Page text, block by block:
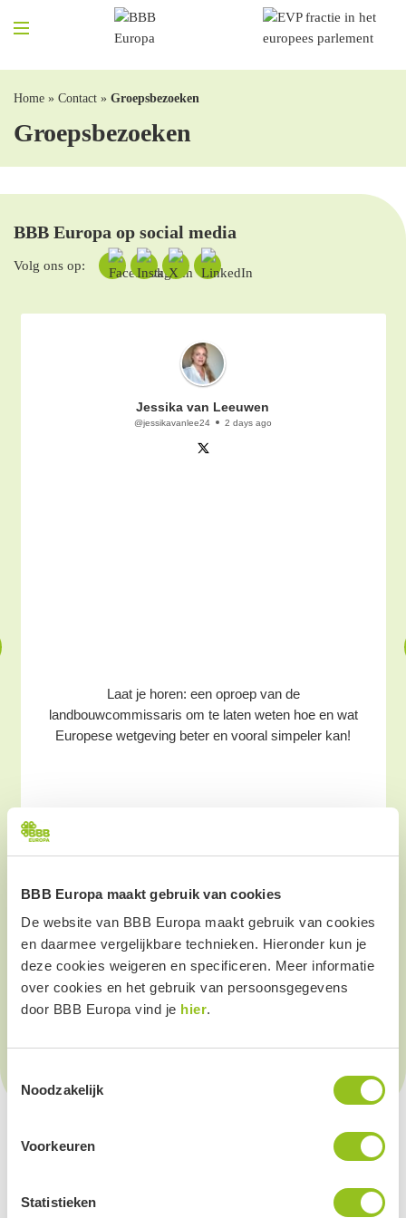
BBB Europa maakt gebruik van cookies
De website van BBB Europa maakt gebruik van cookies
en daarmee vergelijkbare technieken. Hieronder kun je
deze cookies weigeren en specificeren. Meer informatie
over cookies en het gebruik van persoonsgegevens
door BBB Europa vind je hier.
Noodzakelijk
Voorkeuren
Statistieken
Home » Contact » Groepsbezoeken
Groepsbezoeken
BBB Europa op social media
Volg ons op:
Jessika van Leeuwen
@jessikavanlee24 2 days ago
Laat je horen: een oproep van de
landbouwcommissaris om te laten weten hoe en wat
Europese wetgeving beter en vooral simpeler kan!